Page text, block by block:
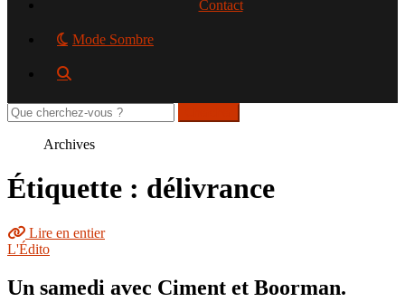
Contact
Mode Sombre
Rechercher
sur
Archives
Étiquette : délivrance
Lire en entier
L'Édito
Un samedi avec Ciment et Boorman.